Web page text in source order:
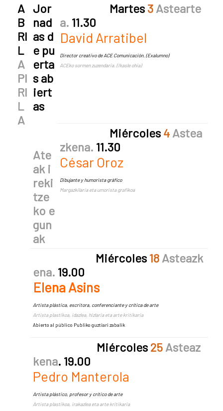
A
B
RI
L
A
PI
RI
L
A
Jor
nad
as d
e pu
erta
s ab
iert
as
Ate
ak i
reki
tze
ko e
gun
ak
Martes 3 Astearte
a. 11.30
David Arratibel
Director creativo de ACE Comunicación. (Exalumno)
ACEko sormen zuzendaria. (Ikasle ohia)
Miércoles 4 Astea
zkena. 11.30
César Oroz
Dibujante y humorista gráfico
Margazkilaria eta umorista grafikoa
Miércoles 18 Asteazk
ena. 19.00
Elena Asins
Artista plástica, escritora, conferenciante y crítica de arte
Artista plastikoa, idazlea, hizlaria eta arte kritikaria
Abierto al público Publiko guztiari zabalik
Miércoles 25 Asteaz
kena. 19.00
Pedro Manterola
Artista plástico, profesor y crítico de arte
Artista plastikoa, irakazlea eta arte kritikaria